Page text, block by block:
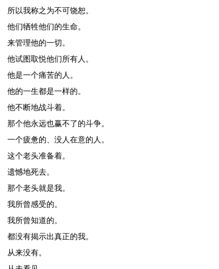
所以我称之为不可饶恕。
他们牺牲他们的生命。
来管理他的一切。
他试图取悦他们所有人。
他是一个痛苦的人。
他的一生都是一样的。
他不断地战斗着。
那个他永远也赢不了的斗争。
一个疲惫的、没人在意的人。
这个老头准备着。
遗憾地死去。
那个老头就是我。
我所曾感受的。
我所曾知道的。
都没有揭示出真正的我。
从来没有。